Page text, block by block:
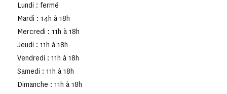
Lundi : fermé
Mardi : 14h à 18h
Mercredi : 11h à 18h
Jeudi : 11h à 18h
Vendredi : 11h à 18h
Samedi : 11h à 18h
Dimanche : 11h à 18h